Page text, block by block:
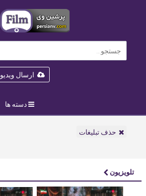
ارسال ویدیو
دسته ها
حذف تبلیغات
تلویزیون